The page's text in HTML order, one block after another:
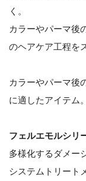
く。
カラーやパーマ後
のヘアケア工程を
カラーやパーマ後
に適したアイテム。
フェルエモルシリ
多様化するダメー
システムトリート